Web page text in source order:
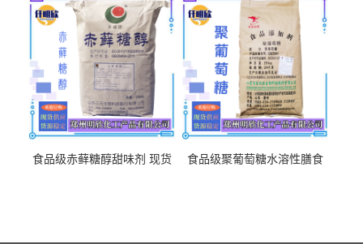
中轩黄原胶
惠DHA藻油
食品级赤藓糖醇甜味剂 现货
食品级聚葡萄糖水溶性膳食